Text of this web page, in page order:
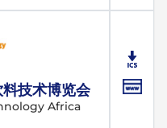
技术博览会
Africa